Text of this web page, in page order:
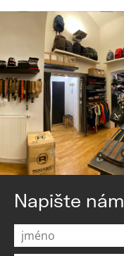
Napište nám